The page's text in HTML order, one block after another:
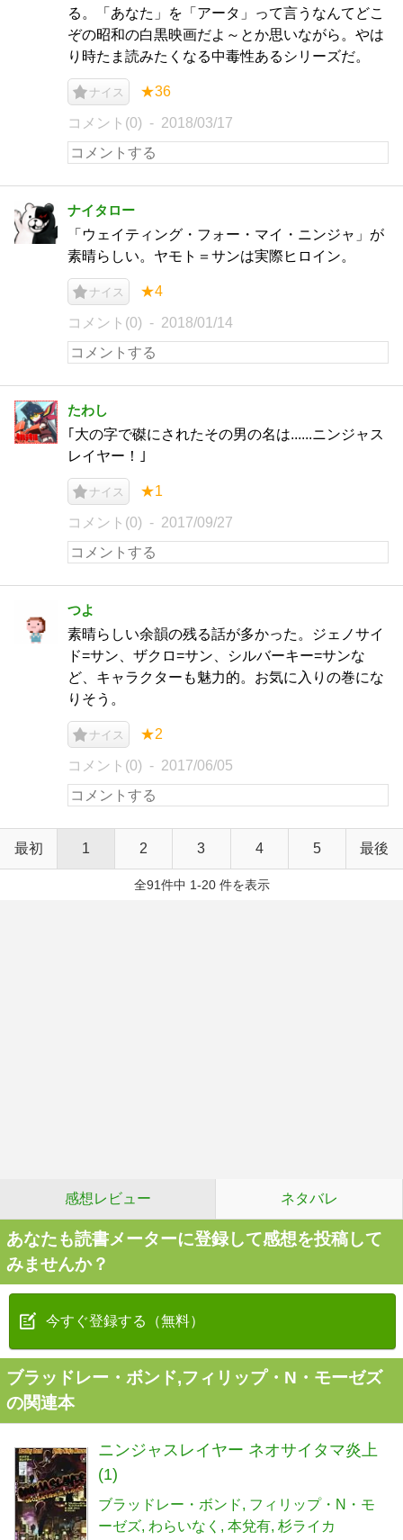
る。「あなた」を「アータ」って言うなんてどこ
ぞの昭和の白黒映画だよ～とか思いながら。やは
り時たま読みたくなる中毒性あるシリーズだ。
ナイス ★36
コメント(0) 2018/03/17
ナイタロー
「ウェイティング・フォー・マイ・ニンジャ」が
素晴らしい。ヤモト＝サンは実際ヒロイン。
ナイス ★4
コメント(0) 2018/01/14
たわし
｢大の字で磔にされたその男の名は......ニンジャス
レイヤー！｣
ナイス ★1
コメント(0) 2017/09/27
つよ
素晴らしい余韻の残る話が多かった。ジェノサイ
ド=サン、ザクロ=サン、シルバーキー=サンな
ど、キャラクターも魅力的。お気に入りの巻にな
りそう。
ナイス ★2
コメント(0) 2017/06/05
最初 1 2 3 4 5 最後
全91件中 1-20 件を表示
感想レビュー ネタバレ
あなたも読書メーターに登録して感想を投稿して
みませんか？
今すぐ登録する（無料）
ブラッドレー・ボンド,フィリップ・N・モーゼズ
の関連本
ニンジャスレイヤー ネオサイタマ炎上
(1)
ブラッドレー・ボンド
フィリップ・N・モ
ーゼズ わらいなく 本兌有 杉ライカ